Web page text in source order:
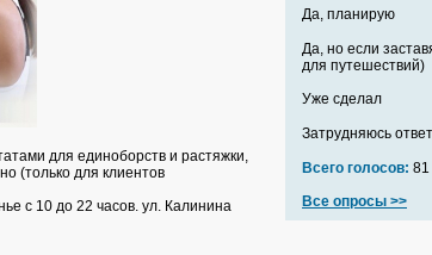
для единоборств и растяжки,
(только для клиентов
с 10 до 22 часов. ул. Калинина
Да, планирую
Да, но если
для путешествий)
Уже сделал
Затрудняюсь
Всего голосов: 81
Все опросы >>